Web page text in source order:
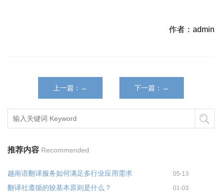
作者：admin
上一篇：← 下一篇：→
推荐内容 Recommended
越南语翻译服务如何满足多行业应用需求 05-13
翻译社遵循的较基本原则是什么？ 01-03